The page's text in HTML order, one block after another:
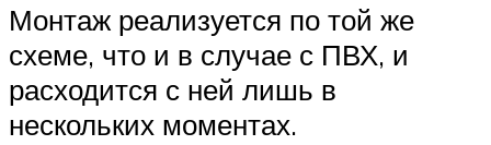
Монтаж реализуется по той же
схеме, что и в случае с ПВХ, и
расходится с ней лишь в
нескольких моментах.